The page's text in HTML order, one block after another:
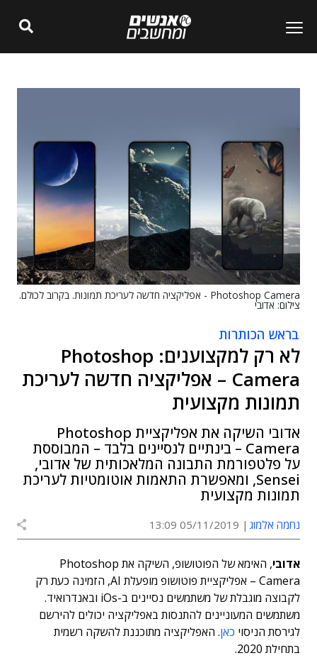
Photoshop Camera - אפליקציה חדשה לעריכת תמונות. בקרוב לכולם.
צילום: אדובי
בראש הכותרות
לא רק למקצוענים: Photoshop
Camera – אפליקציה חדשה לעריכת
תמונות מקצועית
אדובי השיקה את אפליקציית Photoshop
Camera – בינתיים לנסיינים בלבד – המבוססת
על פלטפורמת התבונה המלאכותית של אדובי,
Sensei, ומאפשרת התאמות אוטומטיות לעריכת
תמונות מקצועית
נחמה אלמוג 05/11/2019 13:09
אדובי
, האימא של הפוטושופ, השיקה את Photoshop
Camera – אפליקציית פוטושופ מופעלת AI, הזמינה כעת רק
לקבוצה מוגבלת של משתמשים נסיינים ב-iOs ובאנדרואיד.
משתמשים המעוניינים להתנסות באפליקציה יכולים להירשם
לגירסת הניסוי כאן. האפליקציה מתוכננת להשקה רשמית
בתחילת 2020.